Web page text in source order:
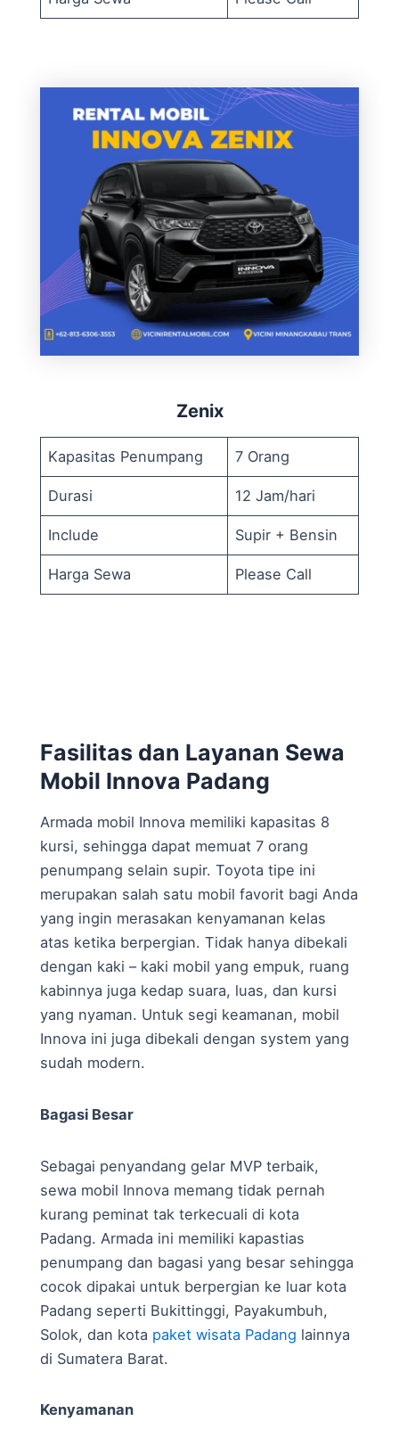
Zenix
Kapasitas Penumpang 7 Orang
Durasi 12 Jam/hari
Include Supir + Bensin
Harga Sewa Please Call
Fasilitas dan Layanan Sewa
Mobil Innova Padang
Armada mobil Innova memiliki kapasitas 8
kursi, sehingga dapat memuat 7 orang
penumpang selain supir. Toyota tipe ini
merupakan salah satu mobil favorit bagi Anda
yang ingin merasakan kenyamanan kelas
atas ketika berpergian. Tidak hanya dibekali
dengan kaki – kaki mobil yang empuk, ruang
kabinnya juga kedap suara, luas, dan kursi
yang nyaman. Untuk segi keamanan, mobil
Innova ini juga dibekali dengan system yang
sudah modern.
Bagasi Besar
Sebagai penyandang gelar MVP terbaik,
sewa mobil Innova memang tidak pernah
kurang peminat tak terkecuali di kota
Padang. Armada ini memiliki kapastias
penumpang dan bagasi yang besar sehingga
cocok dipakai untuk berpergian ke luar kota
Padang seperti Bukittinggi, Payakumbuh,
Solok, dan kota paket wisata Padang lainnya
di Sumatera Barat.
Kenyamanan